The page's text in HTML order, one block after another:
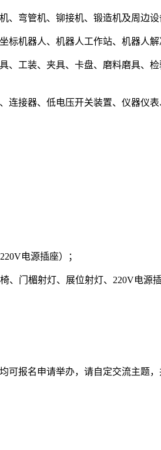
弯管机、铆接机、锻造机及周边设
标机器人、机器人工作站、机器人
工装、夹具、卡盘、磨料磨具、
接器、低电压开关装置、仪器仪表
电源插座）；
、门楣射灯、展位射灯、220V电源插
报名申请举办，请自定交流主题，